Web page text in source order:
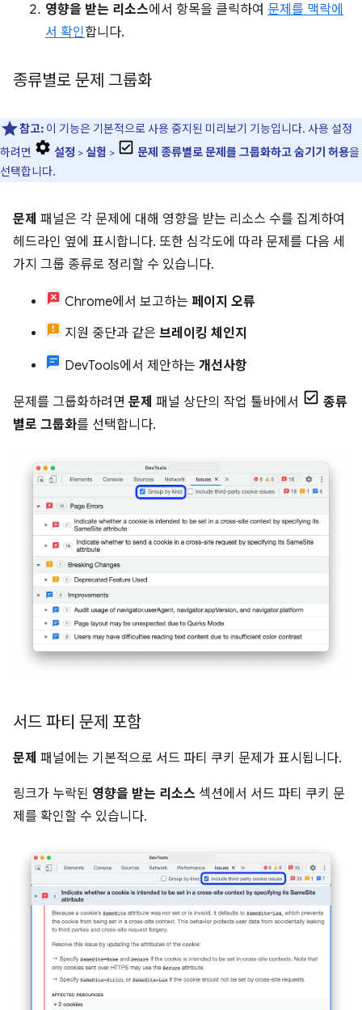
영향을 받는 리소스에서 항목을 클릭하여 문제를 맥락에
서 확인합니다.
종류별로 문제 그룹화
참고: 이 기능은 기본적으로 사용 중지된 미리보기 기능입니다. 사용 설정
하려면
설정 > 실험 > 문제 종류별로 문제를 그룹화하고 숨기기 허용을
선택합니다.
문제 패널은 각 문제에 대해 영향을 받는 리소스 수를 집계하여
헤드라인 옆에 표시합니다. 또한 심각도에 따라 문제를 다음 세
가지 그룹 종류로 정리할 수 있습니다.
Chrome에서 보고하는 페이지 오류
지원 중단과 같은 브레이킹 체인지
DevTools에서 제안하는 개선사항
문제를 그룹화하려면 문제 패널 상단의 작업 툴바에서
종류
별로 그룹화를 선택합니다.
서드 파티 문제 포함
문제 패널에는 기본적으로 서드 파티 쿠키 문제가 표시됩니다.
링크가 누락된 영향을 받는 리소스 섹션에서 서드 파티 쿠키 문
제를 확인할 수 있습니다.